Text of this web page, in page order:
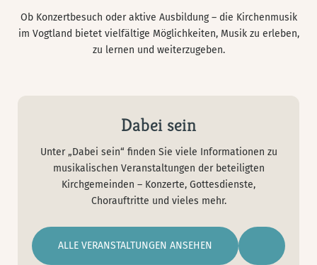
Ob Konzertbesuch oder aktive Ausbildung – die Kirchenmusik
im Vogtland bietet vielfältige Möglichkeiten, Musik zu erleben,
zu lernen und weiterzugeben.
Dabei sein
Unter „Dabei sein“ finden Sie viele Informationen zu
musikalischen Veranstaltungen der beteiligten
Kirchgemeinden – Konzerte, Gottesdienste,
Chorauftritte und vieles mehr.
ALLE VERANSTALTUNGEN ANSEHEN